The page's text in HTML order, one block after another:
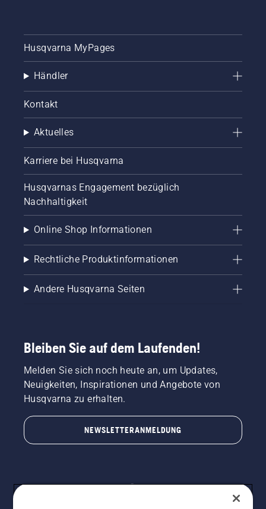
Husqvarna MyPages
Händler
Kontakt
Aktuelles
Karriere bei Husqvarna
Husqvarnas Engagement bezüglich
Nachhaltigkeit
Online Shop Informationen
Rechtliche Produktinformationen
Andere Husqvarna Seiten
Bleiben Sie auf dem Laufenden!
Melden Sie sich noch heute an, um Updates,
Neuigkeiten, Inspirationen und Angebote von
Husqvarna zu erhalten.
NEWSLETTERANMELDUNG